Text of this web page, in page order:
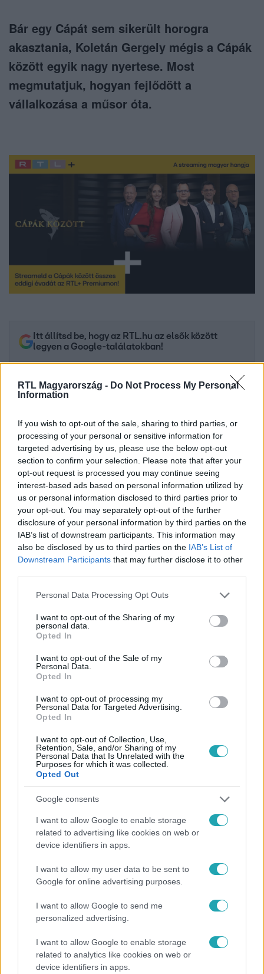
RTL Magyarország - Do Not Process My Personal
Information
If you wish to opt-out of the sale, sharing to third parties, or
processing of your personal or sensitive information for
targeted advertising by us, please use the below opt-out
section to confirm your selection. Please note that after your
opt-out request is processed you may continue seeing
interest-based ads based on personal information utilized by
us or personal information disclosed to third parties prior to
your opt-out. You may separately opt-out of the further
disclosure of your personal information by third parties on the
IAB’s list of downstream participants. This information may
also be disclosed by us to third parties on the IAB’s List of
Downstream Participants that may further disclose it to other
Please note that this website/app uses one or more Google
not limited to your visit or usage behaviour. You may click to
grant or deny consent to Google and its third-party tags to
use your data for below specified purposes in below Google
consent section.
Personal Data Processing Opt Outs
I want to opt-out of the Sharing of my
personal data.
Opted In
I want to opt-out of the Sale of my
Personal Data.
Opted In
I want to opt-out of processing my
Personal Data for Targeted Advertising.
Opted In
I want to opt-out of Collection, Use,
Retention, Sale, and/or Sharing of my
Personal Data that Is Unrelated with the
Purposes for which it was collected.
Opted Out
Google consents
I want to allow Google to enable storage
related to advertising like cookies on web or
device identifiers in apps.
I want to allow my user data to be sent to
Google for online advertising purposes.
I want to allow Google to send me
personalized advertising.
I want to allow Google to enable storage
related to analytics like cookies on web or
device identifiers in apps.
Bár egy Cápát sem sikerült horogra
akasztania, Koletán Gergely mégis a Cápák
között egyik nagy nyertese. Most
megmutatjuk, hogyan fejlődött a
vállalkozása a műsor óta.
Itt állítsd be, hogy az RTL.hu az elsők között
legyen a Google-találatokban!
Kövess minket, és értesülj a friss hírekről a
Facebookon is!
Követem
CÁPÁK KÖZÖTT ADÁSRÉSZLETEK
RTL KLUB
Népszerű
6:35
„Magyarként nekem nagyon fura volt” – Pusztai